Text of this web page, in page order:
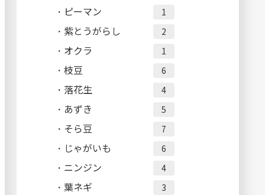
ピーマン 1
紫とうがらし 2
オクラ 1
枝豆 6
落花生 4
あずき 5
そら豆 7
じゃがいも 6
ニンジン 4
葉ネギ 3